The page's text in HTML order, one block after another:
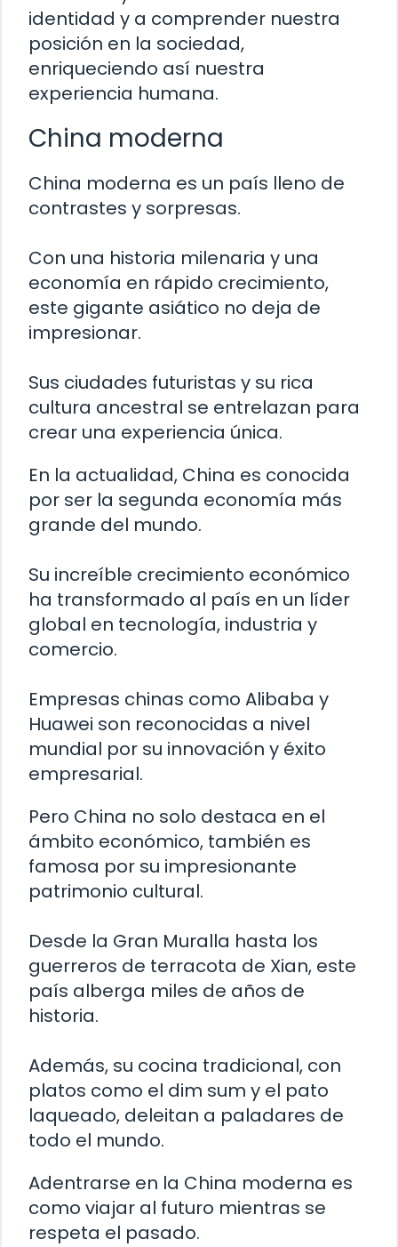
identidad y a comprender nuestra
posición en la sociedad,
enriqueciendo así nuestra
experiencia humana.
China moderna
China moderna es un país lleno de
contrastes y sorpresas.
Con una historia milenaria y una
economía en rápido crecimiento,
este gigante asiático no deja de
impresionar.
Sus ciudades futuristas y su rica
cultura ancestral se entrelazan para
crear una experiencia única.
En la actualidad, China es conocida
por ser la segunda economía más
grande del mundo.
Su increíble crecimiento económico
ha transformado al país en un líder
global en tecnología, industria y
comercio.
Empresas chinas como Alibaba y
Huawei son reconocidas a nivel
mundial por su innovación y éxito
empresarial.
Pero China no solo destaca en el
ámbito económico, también es
famosa por su impresionante
patrimonio cultural.
Desde la Gran Muralla hasta los
guerreros de terracota de Xian, este
país alberga miles de años de
historia.
Además, su cocina tradicional, con
platos como el dim sum y el pato
laqueado, deleitan a paladares de
todo el mundo.
Adentrarse en la China moderna es
como viajar al futuro mientras se
respeta el pasado.